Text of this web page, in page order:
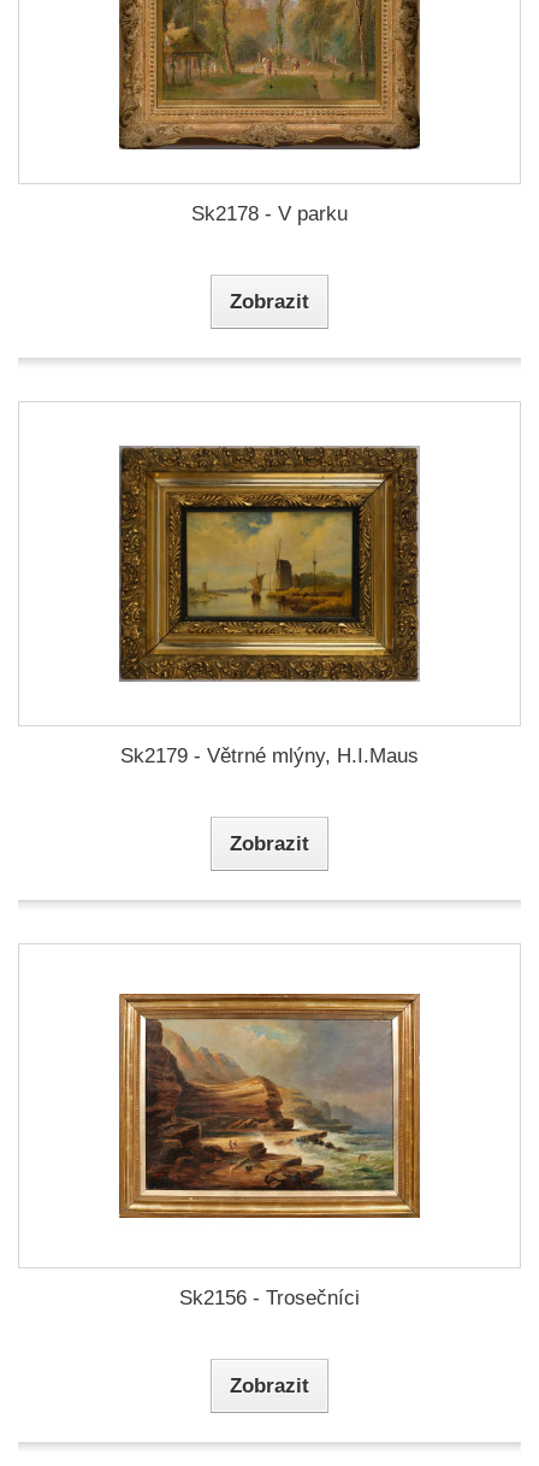
Sk2178 - V parku
Zobrazit
Sk2179 - Větrné mlýny, H.I.Maus
Zobrazit
Sk2156 - Trosečníci
Zobrazit